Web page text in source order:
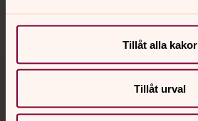
Tillåt alla kakor
Tillåt urval
Jourhavande präst